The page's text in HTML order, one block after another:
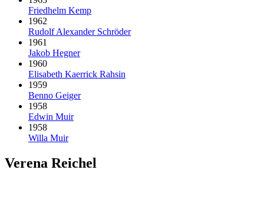
Friedhelm Kemp
1962
Rudolf Alexander Schröder
1961
Jakob Hegner
1960
Elisabeth Kaerrick Rahsin
1959
Benno Geiger
1958
Edwin Muir
1958
Willa Muir
Verena Reichel